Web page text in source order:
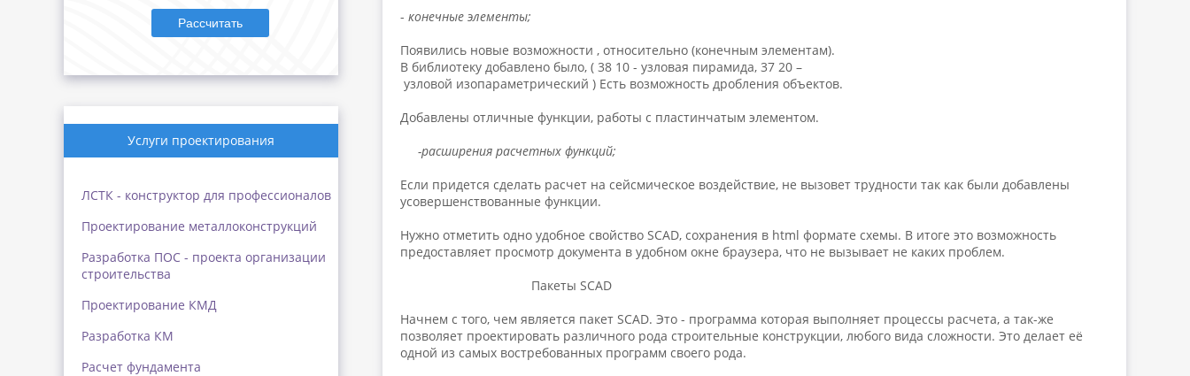
Рассчитать
Услуги проектирования
ЛСТК - конструктор для профессионалов
Проектирование металлоконструкций
Разработка ПОС - проекта организации
строительства
Проектирование КМД
Разработка КМ
Расчет фундамента
- конечные элементы;
Появились новые возможности , относительно (конечным элементам).
В библиотеку добавлено было, ( 38 10 - узловая пирамида, 37 20 –
узловой изопараметрический ) Есть возможность дробления объектов.
Добавлены отличные функции, работы с пластинчатым элементом.
-расширения расчетных функций;
Если придется сделать расчет на сейсмическое воздействие, не вызовет трудности так как были добавлены
усовершенствованные функции.
Нужно отметить одно удобное свойство SCAD, сохранения в html формате схемы. В итоге это возможность
предоставляет просмотр документа в удобном окне браузера, что не вызывает не каких проблем.
Пакеты SCAD
Начнем с того, чем является пакет SCAD. Это - программа которая выполняет процессы расчета, а так-же
позволяет проектировать различного рода строительные конструкции, любого вида сложности. Это делает её
одной из самых востребованных программ своего рода.